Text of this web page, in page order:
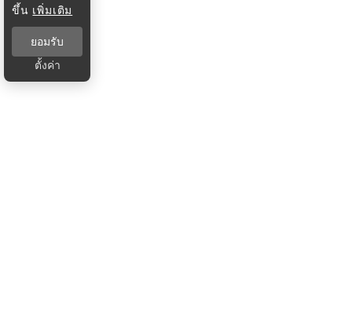
ขึ้น เพิ่มเติม
ยอมรับ
ตั้งค่า